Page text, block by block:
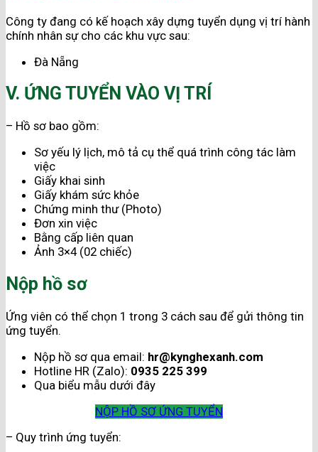
Công ty đang có kế hoạch xây dựng tuyển dụng vị trí hành
chính nhân sự cho các khu vực sau:
Đà Nẵng
V. ỨNG TUYỂN VÀO VỊ TRÍ
– Hồ sơ bao gồm:
Sơ yếu lý lịch, mô tả cụ thể quá trình công tác làm
việc
Giấy khai sinh
Giấy khám sức khỏe
Chứng minh thư (Photo)
Đơn xin việc
Bằng cấp liên quan
Ảnh 3×4 (02 chiếc)
Nộp hồ sơ
Ứng viên có thể chọn 1 trong 3 cách sau để gửi thông tin
ứng tuyển.
Nộp hồ sơ qua email: hr@kynghexanh.com
Hotline HR (Zalo): 0935 225 399
Qua biểu mẫu dưới đây
NỘP HỒ SƠ ỨNG TUYỂN
– Quy trình ứng tuyển: